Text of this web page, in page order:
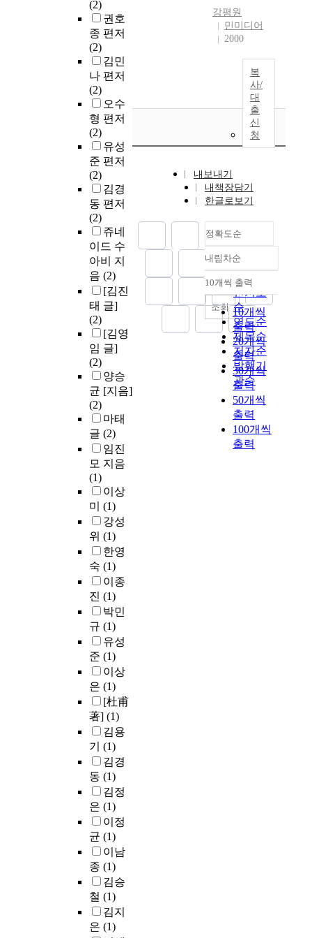
(2)
권호
종 편저
(2)
김민
나 편저
(2)
오수
형 편저
(2)
유성
준 편저
(2)
김경
동 편저
(2)
쥬네
이드 수
아비 지
음 (2)
[김진
태 글]
(2)
[김영
임 글]
(2)
양승
균 [지음]
(2)
마태
글 (2)
임진
모 지음
(1)
이상
미 (1)
강성
위 (1)
한영
숙 (1)
이종
진 (1)
박민
규 (1)
유성
준 (1)
이상
은 (1)
[杜甫
著] (1)
김용
기 (1)
김경
동 (1)
김정
은 (1)
이정
균 (1)
이남
종 (1)
김승
철 (1)
김지
은 (1)
강평원
민미디어
2000
복
사/
대
출
신
청
내보내기
내책장담기
한글로보기
정확도순
정확도
순
인기도
순
연도순
제목순
저자순
발행기
관순
내림차순
내림차순
10개씩 출력
10개씩
출력
20개씩
출력
30개씩
출력
50개씩
출력
100개씩
출력
조회